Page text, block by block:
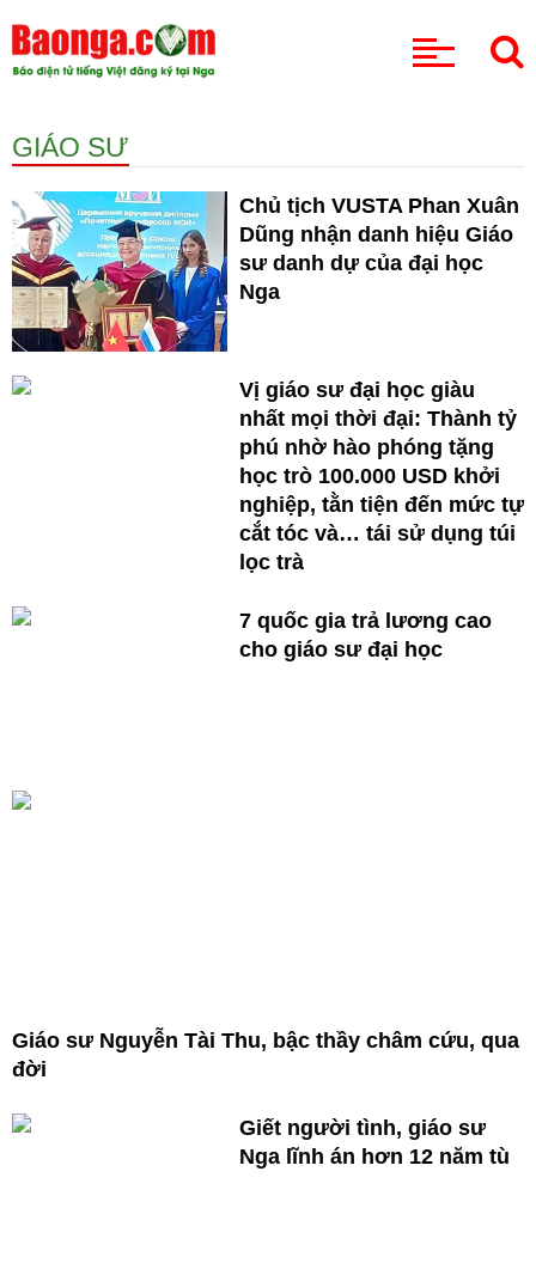
GIÁO SƯ
Chủ tịch VUSTA Phan Xuân
Dũng nhận danh hiệu Giáo
sư danh dự của đại học
Nga
Vị giáo sư đại học giàu
nhất mọi thời đại: Thành tỷ
phú nhờ hào phóng tặng
học trò 100.000 USD khởi
nghiệp, tằn tiện đến mức tự
cắt tóc và… tái sử dụng túi
lọc trà
7 quốc gia trả lương cao
cho giáo sư đại học
Giáo sư Nguyễn Tài Thu, bậc thầy châm cứu, qua
đời
Giết người tình, giáo sư
Nga lĩnh án hơn 12 năm tù